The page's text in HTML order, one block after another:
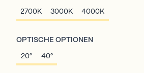
2700K 3000K 4000K
OPTISCHE OPTIONEN
20° 40°